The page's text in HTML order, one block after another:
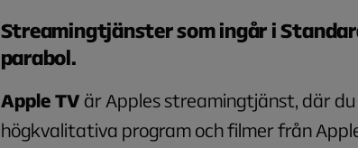
Streamingtjänster som ingår i
parabol.
Apple TV är Apples streamingtjänst, där
högkvalitativa program och filmer från